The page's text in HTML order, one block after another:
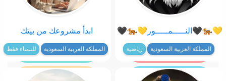
💛🐅🖤النـــــمـــــور💛🐅🖤
المملكة العربية السعودية رياضية
ابدأ مشروعك من بيتك
المملكة العربية السعودية للنساء فقط